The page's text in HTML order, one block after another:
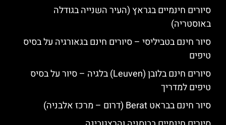
סיורים חינמיים בגראץ (העיר השנייה בגודלה
באוסטריה)
סיור חינם בטביליסי – סיורים חינם בגאורגיה על בסיס
טיפים
סיורים חינם בלובן (Leuven) בלגיה – סיור על בסיס
טיפים למדריך
סיור חינם בבראט Berat (דרום – מרכז אלבניה)